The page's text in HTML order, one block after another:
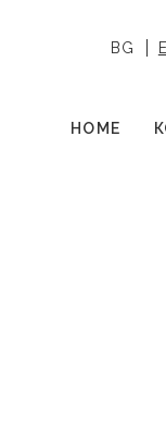
BG
HOME